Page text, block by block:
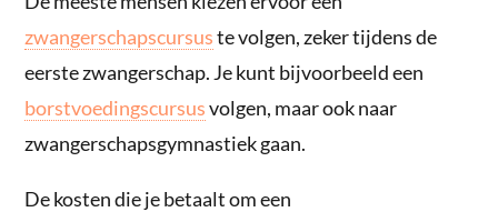
zwangerschapscursuste volgen, zeker tijdens de
eerste zwangerschap. Je kunt bijvoorbeeld een
borstvoedingscursusvolgen, maar ook naar
zwangerschapsgymnastiek gaan.
De kosten die je betaalt om een